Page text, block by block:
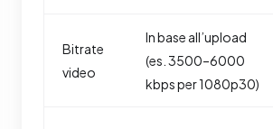
Bitrate
video
In base all’upload
(es. 3500–6000
kbps per 1080p30)